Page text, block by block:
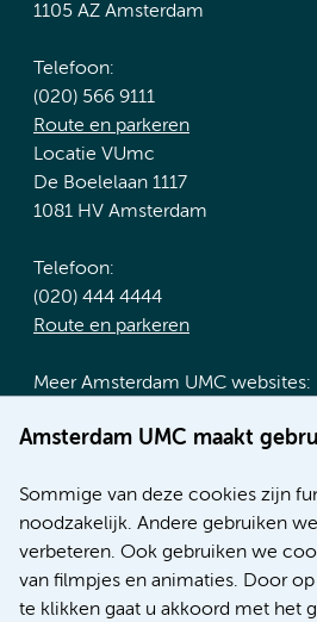
Amsterdam UMC maakt
Sommige van deze cookies zijn
noodzakelijk. Andere gebruiken
verbeteren. Ook gebruiken we
van filmpjes en animaties. Door
te klikken gaat u akkoord met het
1105 AZ Amsterdam
Telefoon:
(020) 566 9111
Route en parkeren
Locatie VUmc
De Boelelaan 1117
1081 HV Amsterdam
Telefoon:
(020) 444 4444
Route en parkeren
Meer Amsterdam UMC websites:
Werken bij Amsterdam UMC
Nieuws
Research
Educatie locatie AMC
Educatie locatie VUmc